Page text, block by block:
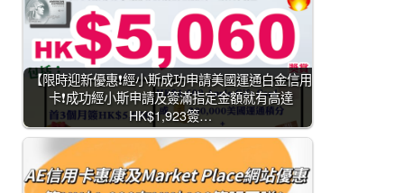
【限時迎新優惠❗經小斯成功申請美國運通白金信用
卡❗成功經小斯申請及簽滿指定金額就有高達
HK$1,923簽…